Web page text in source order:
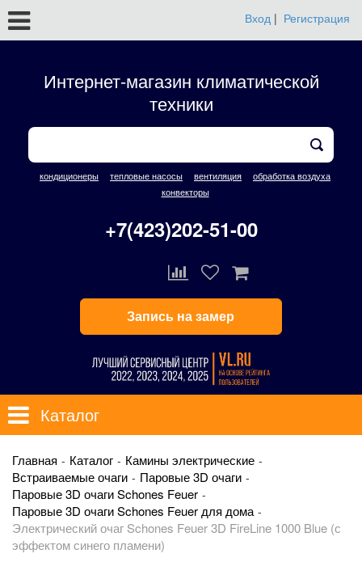
Вход | Регистрация
Интернет-магазин климатической
техники
кондиционеры тепловые насосы вентиляция
обработка воздуха
конвекторы
+7(423)202-51-00
Запись на замер
Каталог
Главная Каталог
Камины электрические
Встраиваемые очаги
Паровые 3D очаги
Паровые 3D очаги Schones Feuer
Паровые 3D очаги Schones Feuer для дома
Электрический очаг Schones Feuer 3D FireLine 1000 Blue (с
эффектом синего пламени)